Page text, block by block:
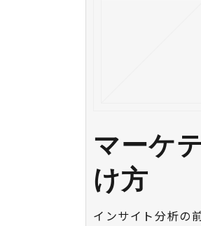
マーケ
け方
インサイト分析の